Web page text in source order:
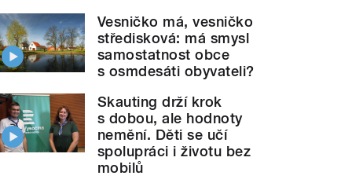
Vesničko má, vesničko
středisková: má smysl
samostatnost obce
s osmdesáti obyvateli?
Skauting drží krok
s dobou, ale hodnoty
nemění. Děti se učí
spolupráci i životu bez
mobilů